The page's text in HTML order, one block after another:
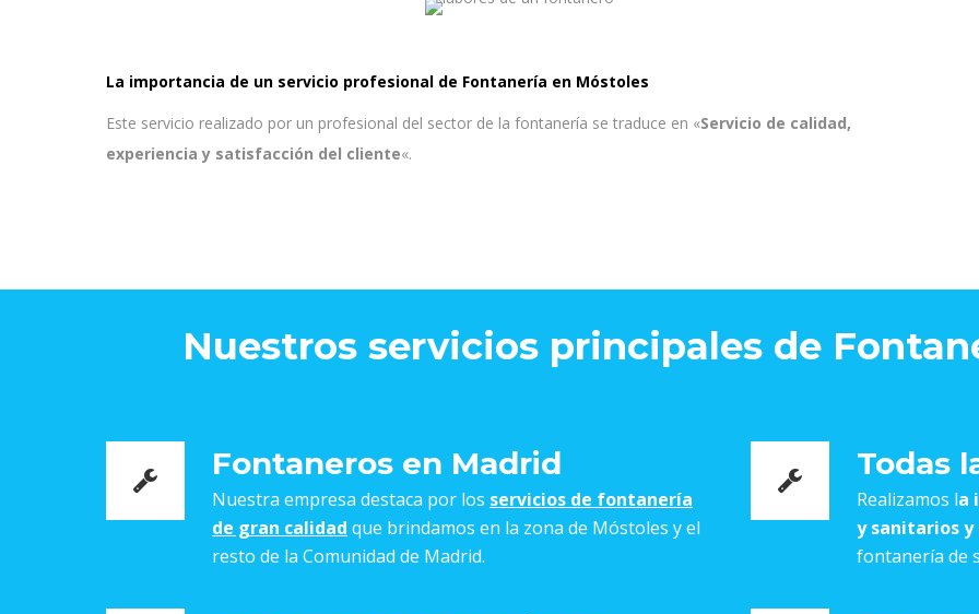
La importancia de un servicio profesional de Fontanería en Móstoles
Este servicio realizado por un profesional del sector de la fontanería se traduce en «Servicio de calidad,
experiencia y satisfacción del cliente«.
Nuestros servicios principales de
Fontaneros en Madrid
Nuestra empresa destaca por los servicios de fontanería
de gran calidad que brindamos en la zona de Móstoles y el
resto de la Comunidad de Madrid.
Todas
Realizamos la
y sanitarios
fontanería de